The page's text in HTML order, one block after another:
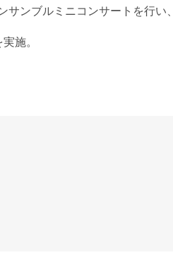
ンブルミニコンサートを行い、
施。